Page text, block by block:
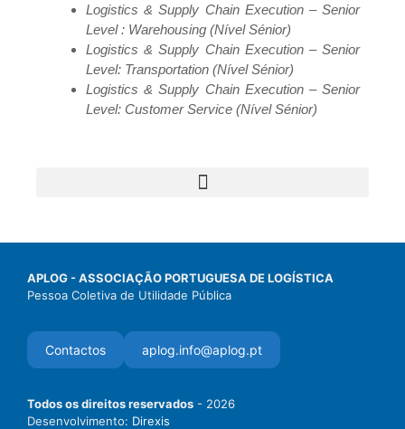
Logistics & Supply Chain Execution – Senior
Level : Warehousing (Nível Sénior)
Logistics & Supply Chain Execution – Senior
Level: Transportation (Nível Sénior)
Logistics & Supply Chain Execution – Senior
Level: Customer Service (Nível Sénior)
APLOG - ASSOCIAÇÃO PORTUGUESA DE LOGÍSTICA
Pessoa Coletiva de Utilidade Pública
Contactos aplog.info@aplog.pt
Todos os direitos reservados - 2026
Desenvolvimento: Direxis